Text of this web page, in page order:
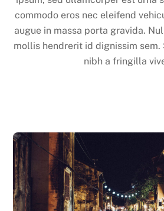
commodo eros nec eleifend
augue in massa porta gravida.
mollis hendrerit id dignissim sem.
nibh a fringilla